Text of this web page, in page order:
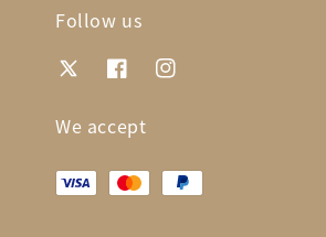
Follow us
We accept